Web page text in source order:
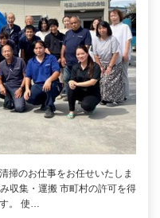
掃のお仕事をお任せいたしま
収集・運搬 市町村の許可を得
。 使…